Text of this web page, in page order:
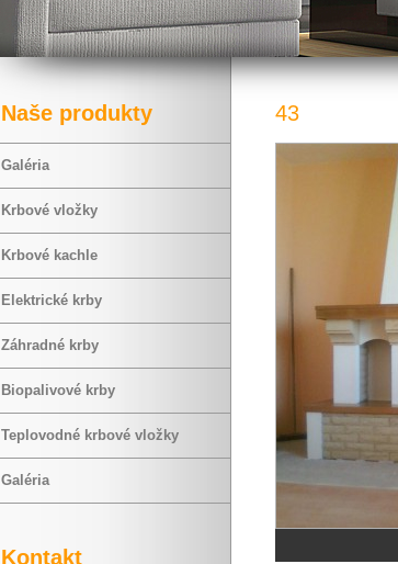
Naše produkty
Galéria
Krbové vložky
Krbové kachle
Elektrické krby
Záhradné krby
Biopalivové krby
Teplovodné krbové vložky
Galéria
Kontakt
43